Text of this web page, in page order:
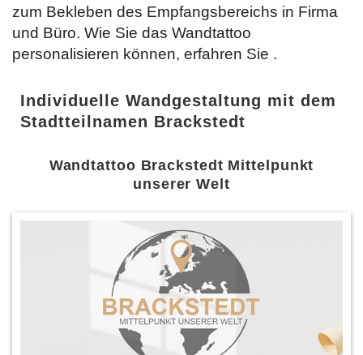
zum Bekleben des Empfangsbereichs in Firma
und Büro. Wie Sie das Wandtattoo
personalisieren können, erfahren Sie .
Individuelle Wandgestaltung mit dem
Stadtteilnamen Brackstedt
Wandtattoo Brackstedt Mittelpunkt
unserer Welt